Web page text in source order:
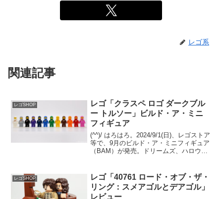
レゴ系
関連記事
レゴSHOP
レゴ「クラスペ ロゴ ダークブル
ー トルソー」ビルド・ア・ミニ
フィギュア
(^^)/ はろはろ。2024/9/1(日)、レゴストア
等で、9月のビルド・ア・ミニフィギュア
（BAM）が発売。ドリームズ、ハロウィ
ルー トルソー】をひっさげて登場...
レゴSHOP
レゴ「40761 ロード・オブ・ザ・
リング：スメアゴルとデアゴル」
レビュー